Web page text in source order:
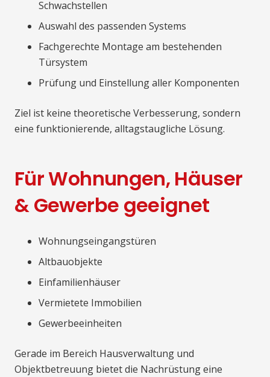
Schwachstellen
Auswahl des passenden Systems
Fachgerechte Montage am bestehenden
Türsystem
Prüfung und Einstellung aller Komponenten
Ziel ist keine theoretische Verbesserung, sondern
eine funktionierende, alltagstaugliche Lösung.
Für Wohnungen, Häuser
& Gewerbe geeignet
Wohnungseingangstüren
Altbauobjekte
Einfamilienhäuser
Vermietete Immobilien
Gewerbeeinheiten
Gerade im Bereich Hausverwaltung und
Objektbetreuung bietet die Nachrüstung eine